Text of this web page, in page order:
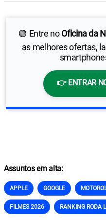
🟢 Entre noOficina da
as melhores ofertas,
👉 ENTRAR
Assuntos em alta:
APPLE GOOGLE
FILMES 2026 RANKING RODA